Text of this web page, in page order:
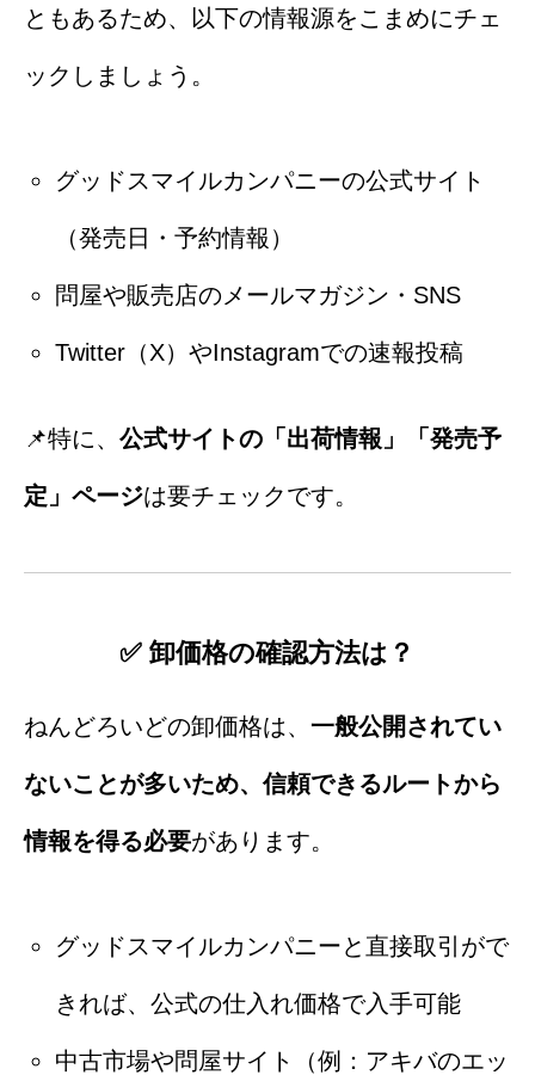
ともあるため、以下の情報源をこまめにチェ
ックしましょう。
グッドスマイルカンパニーの公式サイト
（発売日・予約情報）
問屋や販売店のメールマガジン・SNS
Twitter（X）やInstagramでの速報投稿
📌特に、 公式サイトの「出荷情報」「発売予
定」ページは要チェックです。
✅ 卸価格の確認方法は？
ねんどろいどの卸価格は、 一般公開されてい
ないことが多いため、信頼できるルートから
情報を得る必要があります。
グッドスマイルカンパニーと直接取引がで
きれば、公式の仕入れ価格で入手可能
中古市場や問屋サイト（例：アキバのエッ